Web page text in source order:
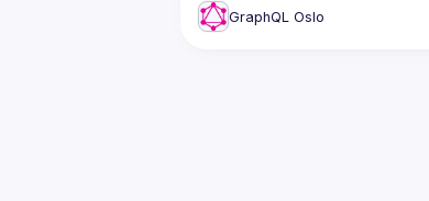
GraphQL Oslo